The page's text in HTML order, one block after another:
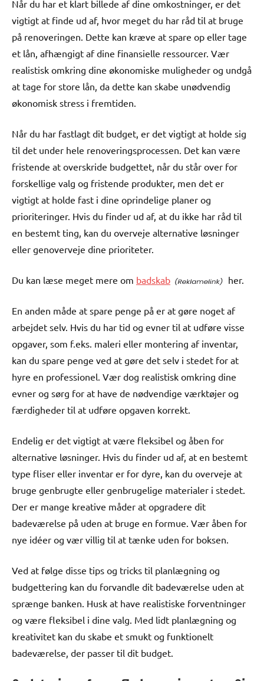
Når du har et klart billede af dine omkostninger, er det
vigtigt at finde ud af, hvor meget du har råd til at bruge
på renoveringen. Dette kan kræve at spare op eller tage
et lån, afhængigt af dine finansielle ressourcer. Vær
realistisk omkring dine økonomiske muligheder og undgå
at tage for store lån, da dette kan skabe unødvendig
økonomisk stress i fremtiden.
Når du har fastlagt dit budget, er det vigtigt at holde sig
til det under hele renoveringsprocessen. Det kan være
fristende at overskride budgettet, når du står over for
forskellige valg og fristende produkter, men det er
vigtigt at holde fast i dine oprindelige planer og
prioriteringer. Hvis du finder ud af, at du ikke har råd til
en bestemt ting, kan du overveje alternative løsninger
eller genoverveje dine prioriteter.
Du kan læse meget mere om badskab her.
En anden måde at spare penge på er at gøre noget af
arbejdet selv. Hvis du har tid og evner til at udføre visse
opgaver, som f.eks. maleri eller montering af inventar,
kan du spare penge ved at gøre det selv i stedet for at
hyre en professionel. Vær dog realistisk omkring dine
evner og sørg for at have de nødvendige værktøjer og
færdigheder til at udføre opgaven korrekt.
Endelig er det vigtigt at være fleksibel og åben for
alternative løsninger. Hvis du finder ud af, at en bestemt
type fliser eller inventar er for dyre, kan du overveje at
bruge genbrugte eller genbrugelige materialer i stedet.
Der er mange kreative måder at opgradere dit
badeværelse på uden at bruge en formue. Vær åben for
nye idéer og vær villig til at tænke uden for boksen.
Ved at følge disse tips og tricks til planlægning og
budgettering kan du forvandle dit badeværelse uden at
sprænge banken. Husk at have realistiske forventninger
og være fleksibel i dine valg. Med lidt planlægning og
kreativitet kan du skabe et smukt og funktionelt
badeværelse, der passer til dit budget.